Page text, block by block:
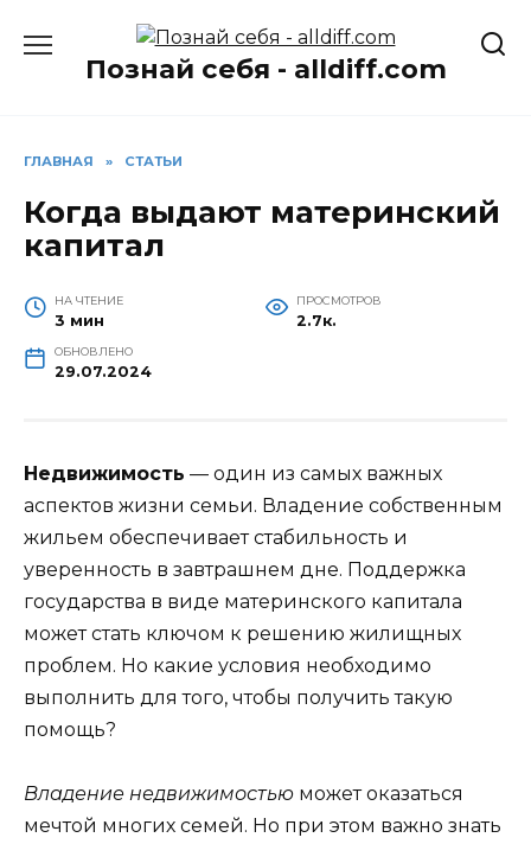
содержаниюПознай себя - alldiff.com
ГЛАВНАЯ » СТАТЬИ
Когда выдают материнский
капитал
НА ЧТЕНИЕ
3 мин
ПРОСМОТРОВ
2.7к.
ОБНОВЛЕНО
29.07.2024
Недвижимость — один из самых важных
аспектов жизни семьи. Владение собственным
жильем обеспечивает стабильность и
уверенность в завтрашнем дне. Поддержка
государства в виде материнского капитала
может стать ключом к решению жилищных
проблем. Но какие условия необходимо
выполнить для того, чтобы получить такую
помощь?
Владение недвижимостью может оказаться
мечтой многих семей. Но при этом важно знать